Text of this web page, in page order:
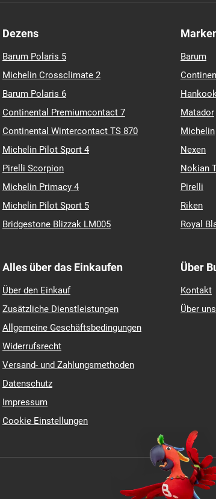
Dezens
Barum Polaris 5
Michelin Crossclimate 2
Barum Polaris 6
Continental Premiumcontact 7
Continental Wintercontact TS 870
Michelin Pilot Sport 4
Pirelli Scorpion
Michelin Primacy 4
Michelin Pilot Sport 5
Bridgestone Blizzak LM005
Barum
Matador
Michelin
Nexen
Nokian
Pirelli
Riken
Royal
Alles über das Einkaufen
Über den Einkauf
Zusätzliche Dienstleistungen
Allgemeine Geschäftsbedingungen
Widerrufsrecht
Versand- und Zahlungsmethoden
Datenschutz
Impressum
Cookie Einstellungen
Über
Kontakt
Über uns